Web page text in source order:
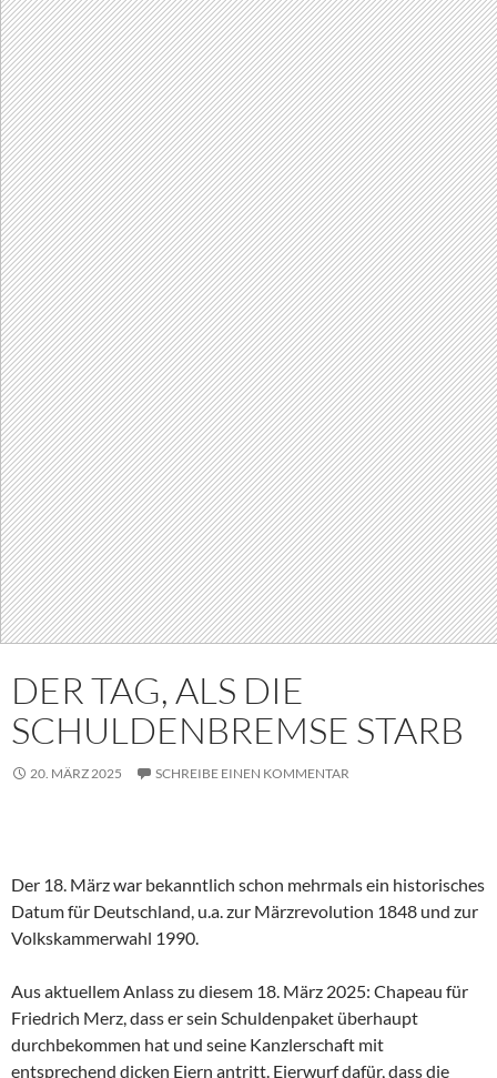
DER TAG, ALS DIE
SCHULDENBREMSE STARB
20. MÄRZ 2025 SCHREIBE EINEN KOMMENTAR
Der 18. März war bekanntlich schon mehrmals ein historisches
Datum für Deutschland, u.a. zur Märzrevolution 1848 und zur
Volkskammerwahl 1990.
Aus aktuellem Anlass zu diesem 18. März 2025: Chapeau für
Friedrich Merz, dass er sein Schuldenpaket überhaupt
durchbekommen hat und seine Kanzlerschaft mit
entsprechend dicken Eiern antritt. Eierwurf dafür, dass die